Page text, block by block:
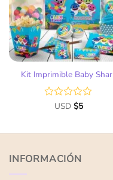
Kit Imprimible Baby
Valorado
de
USD $5
INFORMACIÓN